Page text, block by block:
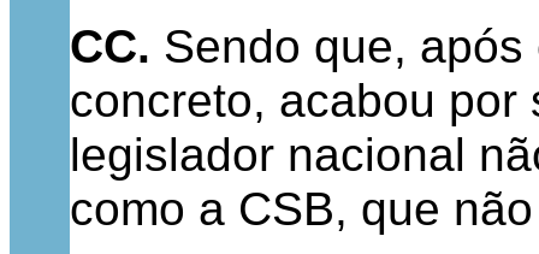
CC. Sendo que,
concreto, acabou por
legislador nacional
como a CSB, que